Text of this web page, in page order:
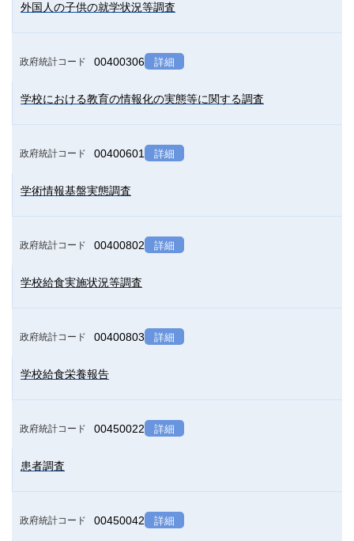
外国人の子供の就学状況等調査
政府統計コード 00400306 詳細
学校における教育の情報化の実態等に関する調査
政府統計コード 00400601 詳細
学術情報基盤実態調査
政府統計コード 00400802 詳細
学校給食実施状況等調査
政府統計コード 00400803 詳細
学校給食栄養報告
政府統計コード 00450022 詳細
患者調査
政府統計コード 00450042 詳細